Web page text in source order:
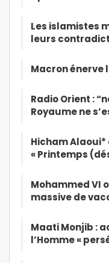
Les islamistes
leurs
Macron énerve
Radio Orient :
Royaume ne
Hicham
« Printemps
Mohammed VI
massive de
Maati Monjib :
l’Homme «